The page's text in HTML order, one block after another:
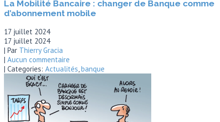
La Mobilité Bancaire : changer de Banque comme
d’abonnement mobile
17 juillet 2024
17 juillet 2024
| Par Thierry Gracia
| Aucun commentaire
| Categories: Actualités banque